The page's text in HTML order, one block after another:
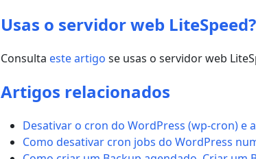
Usas o servidor web LiteSpeed?
Consulta este artigo se usas o servidor web
Artigos relacionados
Desativar o cron do WordPress (wp-cron) e
Como desativar cron jobs do WordPress